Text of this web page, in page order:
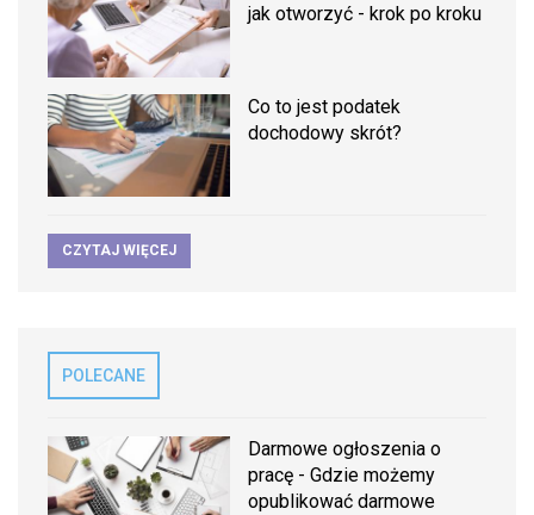
jak otworzyć - krok po kroku
Co to jest podatek
dochodowy skrót?
CZYTAJ WIĘCEJ
POLECANE
Darmowe ogłoszenia o
pracę - Gdzie możemy
opublikować darmowe